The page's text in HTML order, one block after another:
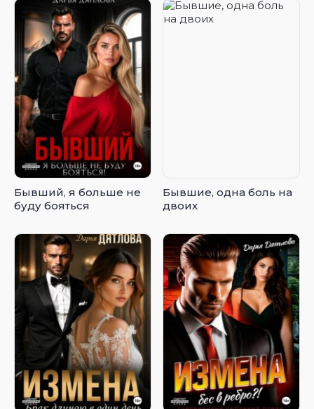
Бывший, я больше не
буду бояться
Бывшие, одна боль на
двоих